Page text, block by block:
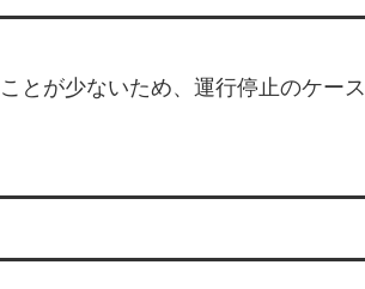
とが少ないため、運行停止のケース